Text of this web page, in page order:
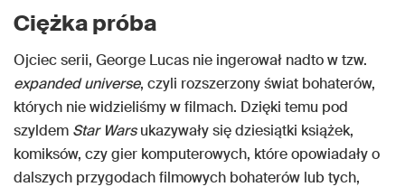
Ciężka próba
Ojciec serii, George Lucas nie ingerował nadto w tzw.
expanded universe, czyli rozszerzony świat bohaterów,
których nie widzieliśmy w filmach. Dzięki temu pod
szyldem Star Warsukazywały się dziesiątki książek,
komiksów, czy gier komputerowych, które opowiadały o
dalszych przygodach filmowych bohaterów lub tych,